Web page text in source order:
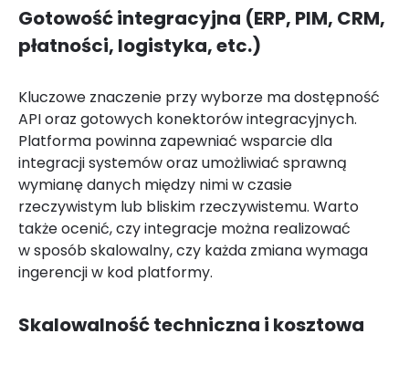
Gotowość integracyjna (ERP, PIM, CRM,
płatności, logistyka, etc.)
Kluczowe znaczenie przy wyborze ma dostępność
API oraz gotowych konektorów integracyjnych.
Platforma powinna zapewniać wsparcie dla
integracji systemów oraz umożliwiać sprawną
wymianę danych między nimi w czasie
rzeczywistym lub bliskim rzeczywistemu. Warto
także ocenić, czy integracje można realizować
w sposób skalowalny, czy każda zmiana wymaga
ingerencji w kod platformy.
Skalowalność techniczna i kosztowa